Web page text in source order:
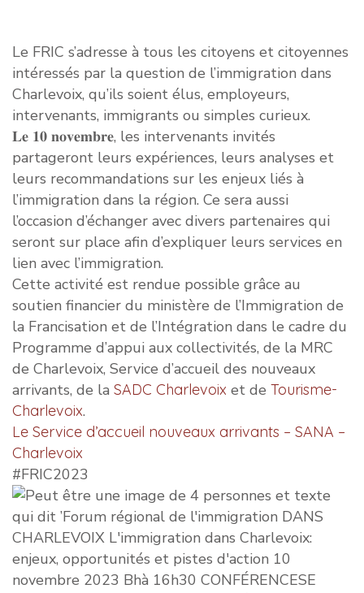
Le FRIC s’adresse à tous les citoyens et citoyennes
intéressés par la question de l’immigration dans
Charlevoix, qu’ils soient élus, employeurs,
intervenants, immigrants ou simples curieux.
𝐋𝐞 𝟏𝟎 𝐧𝐨𝐯𝐞𝐦𝐛𝐫𝐞, les intervenants invités
partageront leurs expériences, leurs analyses et
leurs recommandations sur les enjeux liés à
l’immigration dans la région. Ce sera aussi
l’occasion d’échanger avec divers partenaires qui
seront sur place afin d’expliquer leurs services en
lien avec l’immigration.
Cette activité est rendue possible grâce au
soutien financier du ministère de l’Immigration de
la Francisation et de l’Intégration dans le cadre du
Programme d’appui aux collectivités, de la MRC
de Charlevoix, Service d’accueil des nouveaux
arrivants, de la SADC Charlevoix et de Tourisme-
Charlevoix.
Le Service d’accueil nouveaux arrivants – SANA –
Charlevoix
#FRIC2023